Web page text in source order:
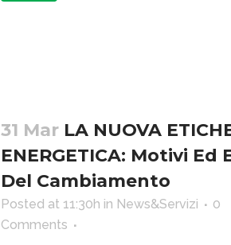
31 Mar LA NUOVA
ENERGETICA: Motivi Ed
Del Cambiamento
Posted at 11:30h in News&Servizi
0
Comments